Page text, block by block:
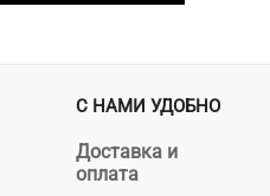
С НАМИ УДОБНО
Доставка и
оплата